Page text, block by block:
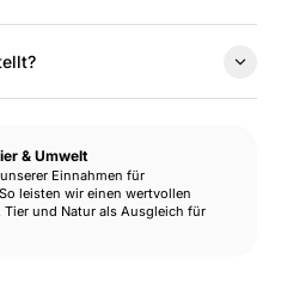
& Umwelt
Einnahmen für
leisten wir einen wertvollen
und Natur als Ausgleich für